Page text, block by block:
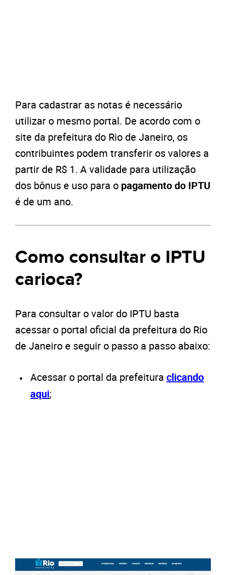
Para cadastrar as notas é necessário
utilizar o mesmo portal. De acordo com o
site da prefeitura do Rio de Janeiro, os
contribuintes podem transferir os valores a
partir de R$ 1. A validade para utilização
dos bônus e uso para o pagamento do IPTU
é de um ano.
Como consultar o IPTU
carioca?
Para consultar o valor do IPTU basta
acessar o portal oficial da prefeitura do Rio
de Janeiro e seguir o passo a passo abaixo:
Acessar o portal da prefeitura clicando
aqui;